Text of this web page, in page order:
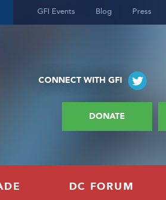
GFI Events Blog Press
CONNECT WITH GFI
DONATE
DC FORUM